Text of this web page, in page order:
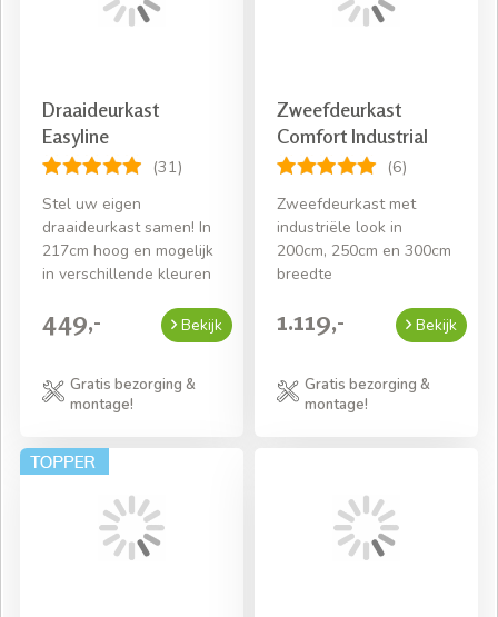
Draaideurkast
Easyline
(31)
Stel uw eigen
draaideurkast samen! In
217cm hoog en mogelijk
in verschillende kleuren
449,- Bekijk
Gratis bezorging &
montage!
Zweefdeurkast
Comfort Industrial
(6)
Zweefdeurkast met
industriële look in
200cm, 250cm en 300cm
breedte
1.119,- Bekijk
Gratis bezorging &
montage!